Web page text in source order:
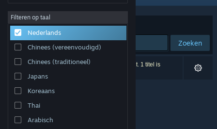
Over
Ondersteuning
Taal wijzigen
Download de mobiele Steam-app
Desktopwebsite weergeven
Filteren op taal
Nederlands
Chinees (vereenvoudigd)
Chinees (traditioneel)
Japans
Koreaans
Thai
Arabisch
Sorteren op Relevantie
Zoeken
0 resultaten komen overeen met je zoekopdracht. 1 titel is
uitgesloten op basis van je voorkeuren.